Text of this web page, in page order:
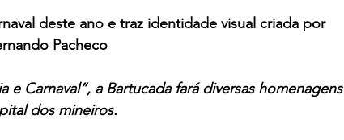
deste ano e traz identidade visual criada por
Pacheco
e Carnaval”, a Bartucada fará diversas homenagens
dos mineiros.